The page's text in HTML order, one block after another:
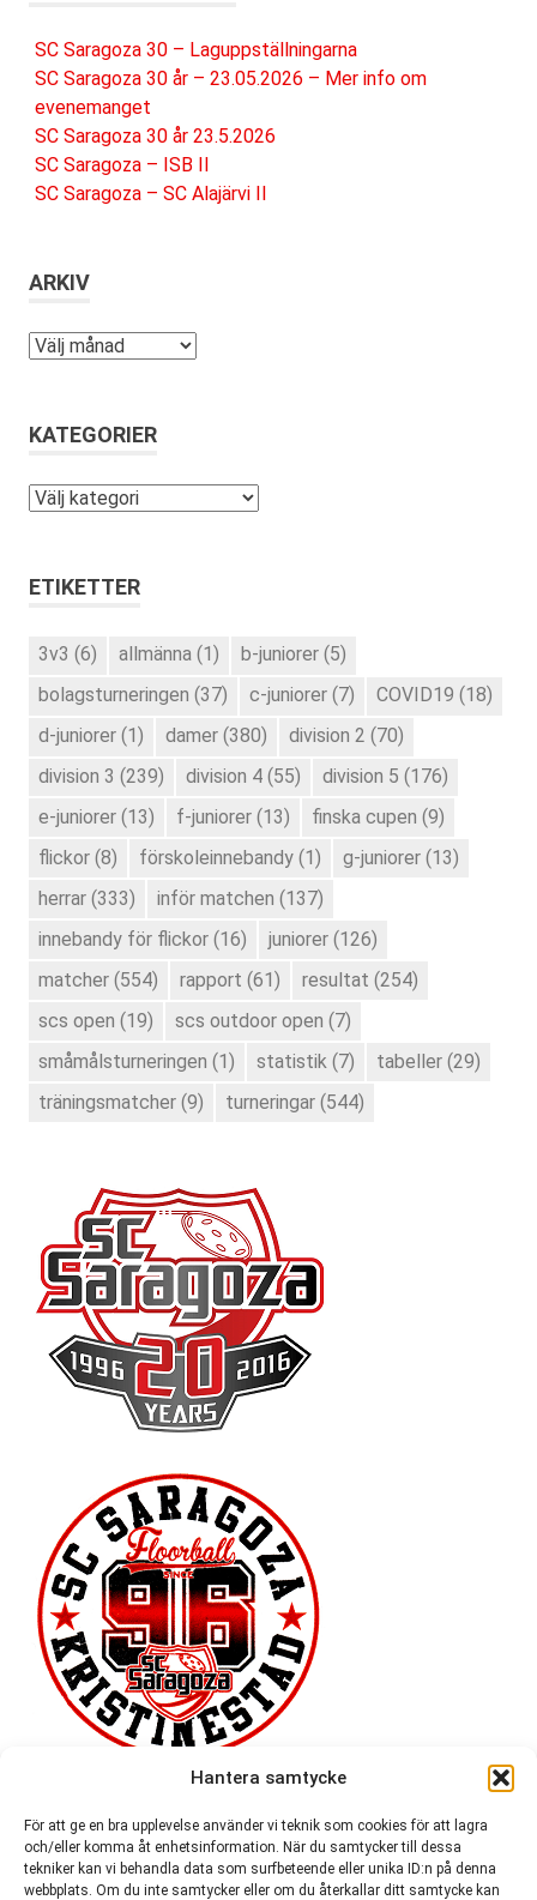
Hantera samtycke
För att ge en bra upplevelse använder vi teknik som cookies för att lagra
och/eller komma åt enhetsinformation. När du samtycker till dessa
tekniker kan vi behandla data som surfbeteende eller unika ID:n på denna
webbplats. Om du inte samtycker eller om du återkallar ditt samtycke kan
SC Saragoza 30 – Laguppställningarna
SC Saragoza 30 år – 23.05.2026 – Mer info om
evenemanget
SC Saragoza 30 år 23.5.2026
SC Saragoza – ISB II
SC Saragoza – SC Alajärvi II
ARKIV
Arkiv
KATEGORIER
Kategorier
ETIKETTER
3v3 (6) allmänna (1) b-juniorer (5)
bolagsturneringen (37) c-juniorer (7) COVID19 (18)
d-juniorer (1) damer (380) division 2 (70)
division 3 (239) division 4 (55) division 5 (176)
e-juniorer (13) f-juniorer (13) finska cupen (9)
flickor (8) förskoleinnebandy (1) g-juniorer (13)
herrar (333) inför matchen (137)
innebandy för flickor (16) juniorer (126)
matcher (554) rapport (61) resultat (254)
scs open (19) scs outdoor open (7)
småmålsturneringen (1) statistik (7) tabeller (29)
träningsmatcher (9) turneringar (544)